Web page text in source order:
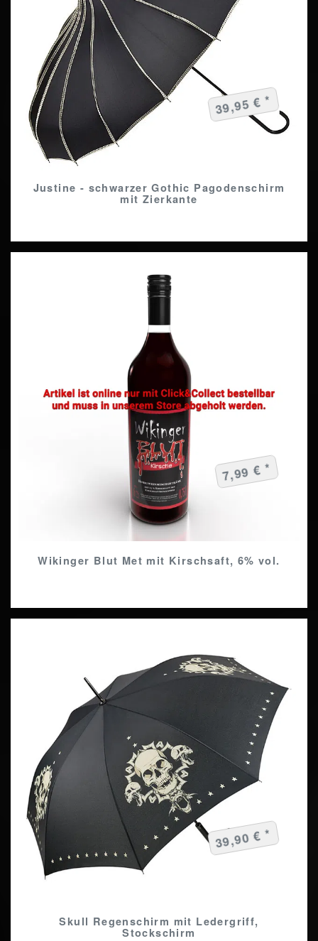
Justine - schwarzer Gothic Pagodenschirm
mit Zierkante
39,95 € *
Wikinger Blut Met mit Kirschsaft, 6% vol.
7,99 € *
Skull Regenschirm mit Ledergriff,
Stockschirm
39,90 € *